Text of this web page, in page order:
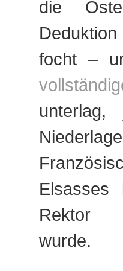
die
focht –
Rektor
wurde.